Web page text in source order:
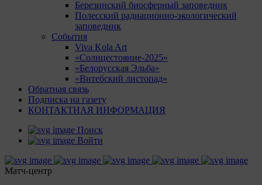
Березинский биосферный заповедник
Полесский радиационно-экологический
заповедник
События
Viva Kola Art
«Солнцестояние-2025»
«Белорусская Эльба»
«Витебский листопад»
Обратная связь
Подписка на газету
КОНТАКТНАЯ ИНФОРМАЦИЯ
Поиск
Войти
Матч-центр